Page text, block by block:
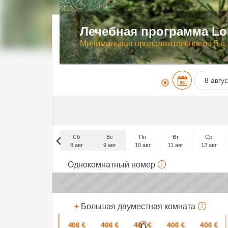
Лечебная программа
Минимальная продолжительность: 5 н.
08
3
17
31
Сб
8 авг
Вс
9 авг
Пн
10 авг
Вт
11 авг
Ср
12 авг
5 сен
Однокомнатный номер
x
+ Большая двуместная комната
406€ 406€ 406€ 406€ 406€